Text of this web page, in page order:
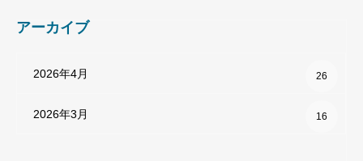
アーカイブ
2026年4月 26
2026年3月 16